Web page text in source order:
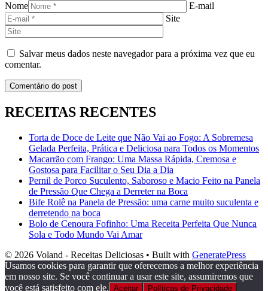
Nome
E-mail
Site
Salvar meus dados neste navegador para a próxima vez que eu
comentar.
RECEITAS RECENTES
Torta de Doce de Leite que Não Vai ao Fogo: A Sobremesa
Gelada Perfeita, Prática e Deliciosa para Todos os Momentos
Macarrão com Frango: Uma Massa Rápida, Cremosa e
Gostosa para Facilitar o Seu Dia a Dia
Pernil de Porco Suculento, Saboroso e Macio Feito na Panela
de Pressão Que Chega a Derreter na Boca
Bife Rolê na Panela de Pressão: uma carne muito suculenta e
derretendo na boca
Bolo de Cenoura Fofinho: Uma Receita Perfeita Que Nunca
Sola e Todo Mundo Vai Amar
© 2026 Voland - Receitas Deliciosas • Built with GeneratePress
Usamos cookies para garantir que oferecemos a melhor experiência
em nosso site. Se você continuar a usar este site, assumiremos que
você está satisfeito com ele. Aceitar Políticas de Privacidade